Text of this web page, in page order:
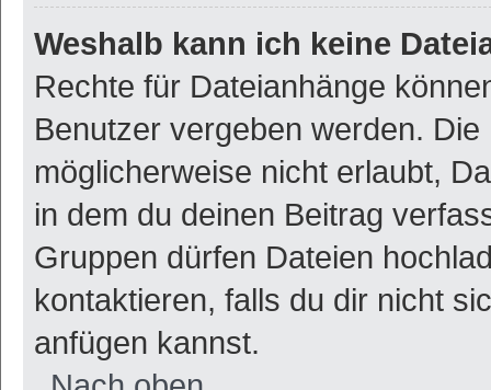
Weshalb kann ich keine
Rechte für Dateianhänge
Benutzer vergeben werden.
möglicherweise nicht erlaubt,
in dem du deinen Beitrag
Gruppen dürfen Dateien
kontaktieren, falls du dir nicht
anfügen kannst.